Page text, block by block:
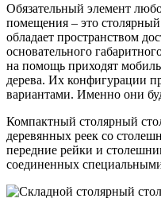
Обязательный элемент
помещения – это
обладает пространством
основательного
на помощь приходят
дерева. Их конфигурации
вариантами. Именно они
Компактный столярный
деревянных реек со
передние рейки и
соединенных